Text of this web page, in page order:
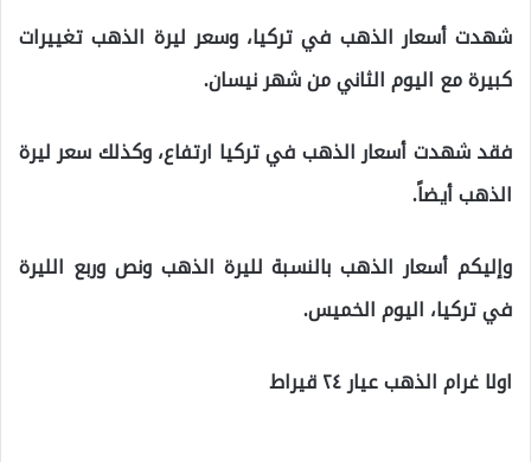
شهدت أسعار الذهب في تركيا، وسعر ليرة الذهب تغييرات
كبيرة مع اليوم الثاني من شهر نيسان.
فقد شهدت أسعار الذهب في تركيا ارتفاع، وكذلك سعر ليرة
الذهب أيضاً.
وإليكم أسعار الذهب بالنسبة لليرة الذهب ونص وربع الليرة
في تركيا، اليوم الخميس.
اولا غرام الذهب عيار ٢٤ قيراط